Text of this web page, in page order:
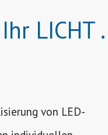
LICHT .
von LED-